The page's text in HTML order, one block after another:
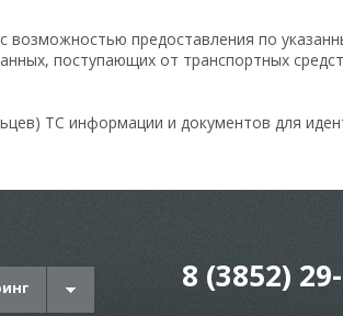
возможностью предоставления по
поступающих от транспортных
ТС информации и документов для
8 (3852)